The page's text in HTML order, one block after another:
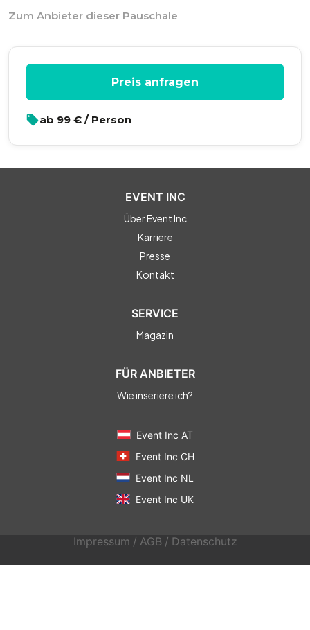
Zum Anbieter dieser Pauschale
Preis anfragen
ab 99 € / Person
EVENT INC
Über Event Inc
Karriere
Presse
Kontakt
SERVICE
Magazin
FÜR ANBIETER
Wie inseriere ich?
Event Inc AT
Event Inc CH
Event Inc NL
Event Inc UK
Impressum / AGB / Datenschutz